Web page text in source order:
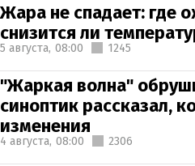
Жара не спадает: где
снизится ли
5 августа, 08:00 1245
"Жаркая волна"
синоптик рассказал,
изменения
4 августа, 08:00 2306